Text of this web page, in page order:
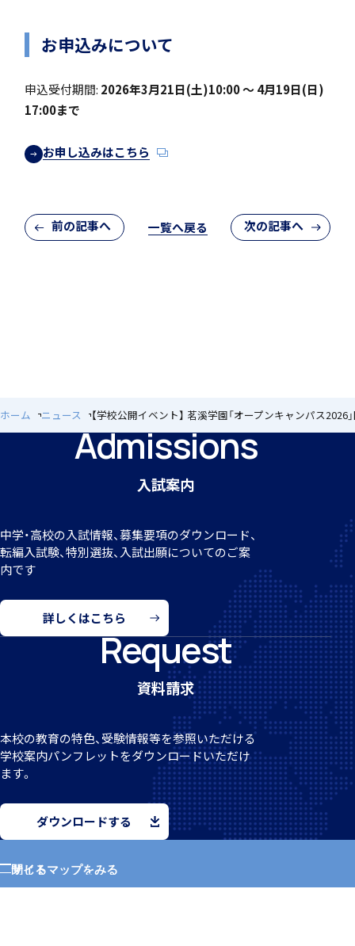
お申込みについて
申込受付期間: 2026年3月21日(土)10:00 ～ 4月19日(日)
17:00まで
お申し込みはこちら
前の記事へ 一覧へ戻る 次の記事へ
ホーム ニュース 【学校公開イベント】 茗溪学園「オープンキャンパス2026
Admissions
入試案内
中学・高校の入試情報、募集要項のダウンロード、
転編入試験、特別選抜、入試出願についてのご案
内です
詳しくはこちら
Request
資料請求
本校の教育の特色、受験情報等を参照いただける
学校案内パンフレットをダウンロードいただけ
ます。
ダウンロードする
サイトマップをみる
閉じる
学園寮
生活の様子
学習支援 e-Dorm Lab
寮スタッフからご挨拶
寮生活Q＆A